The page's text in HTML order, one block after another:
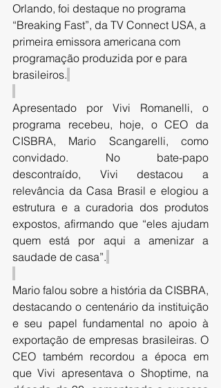
Orlando, foi destaque no programa
“Breaking Fast”, da TV Connect USA, a
primeira emissora americana com
programação produzida por e para
brasileiros.
Apresentado por Vivi Romanelli, o
programa recebeu, hoje, o CEO da
CISBRA, Mario Scangarelli, como
convidado. No bate-papo
descontraído, Vivi destacou a
relevância da Casa Brasil e elogiou a
estrutura e a curadoria dos produtos
expostos, afirmando que “eles ajudam
quem está por aqui a amenizar a
saudade de casa”.
Mario falou sobre a história da CISBRA,
destacando o centenário da instituição
e seu papel fundamental no apoio à
exportação de empresas brasileiras. O
CEO também recordou a época em
que Vivi apresentava o Shoptime, na